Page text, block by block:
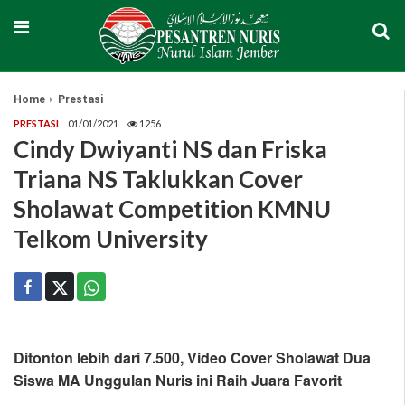
Home Prestasi
PRESTASI 01/01/2021 1256
Cindy Dwiyanti NS dan Friska
Triana NS Taklukkan Cover
Sholawat Competition KMNU
Telkom University
Ditonton lebih dari 7.500, Video Cover Sholawat Dua
Siswa MA Unggulan Nuris ini Raih Juara Favorit